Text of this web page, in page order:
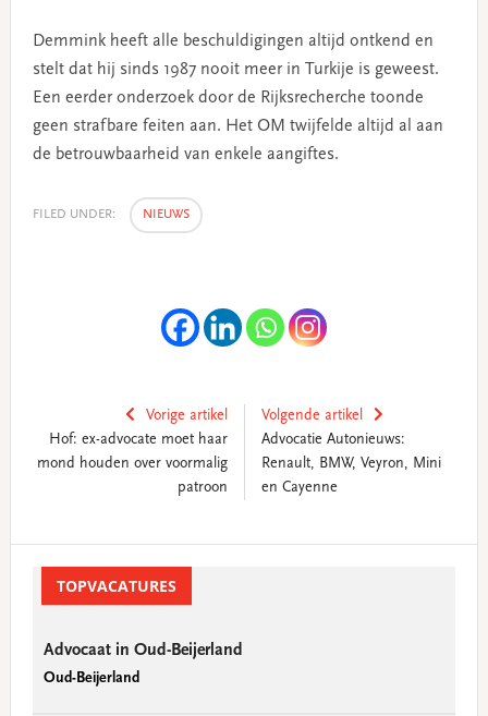
Demmink heeft alle beschuldigingen altijd ontkend en
stelt dat hij sinds 1987 nooit meer in Turkije is geweest.
Een eerder onderzoek door de Rijksrecherche toonde
geen strafbare feiten aan. Het OM twijfelde altijd al aan
de betrouwbaarheid van enkele aangiftes.
FILED UNDER: NIEUWS
Vorige artikel
Hof: ex-advocate moet haar
mond houden over voormalig
patroon
Volgende artikel
Advocatie Autonieuws:
Renault, BMW, Veyron, Mini
en Cayenne
SidebarTOPVACATURES
Advocaat in Oud-Beijerland
Oud-Beijerland